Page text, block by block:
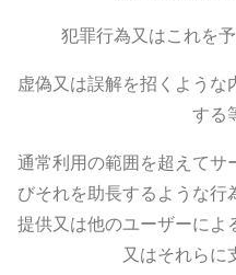
犯罪行為又はこれを
虚偽又は誤解を招くよう
する
通常利用の範囲を超えてサ
びそれを助長するような行
提供又は他のユーザーによ
又はそれらに